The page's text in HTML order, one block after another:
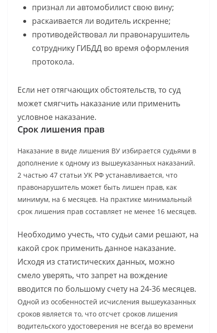
признал ли автомобилист свою вину;
раскаивается ли водитель искренне;
противодействовал ли правонарушитель
сотруднику ГИБДД во время оформления
протокола.
Если нет отягчающих обстоятельств, то суд
может смягчить наказание или применить
условное наказание.
Срок лишения прав
Наказание в виде лишения ВУ избирается судьями в
дополнение к одному из вышеуказанных наказаний.
2 частью 47 статьи УК РФ устанавливается, что
правонарушитель может быть лишен прав, как
минимум, на 6 месяцев. На практике минимальный
срок лишения прав составляет не менее 16 месяцев.
Необходимо учесть, что судьи сами решают, на
какой срок применить данное наказание.
Исходя из статистических данных, можно
смело уверять, что запрет на вождение
вводится по большому счету на 24-36 месяцев.
Одной из особенностей исчисления вышеуказанных
сроков является то, что отсчет сроков лишения
водительского удостоверения не всегда во времени